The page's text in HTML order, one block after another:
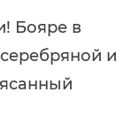
Бояре в
и